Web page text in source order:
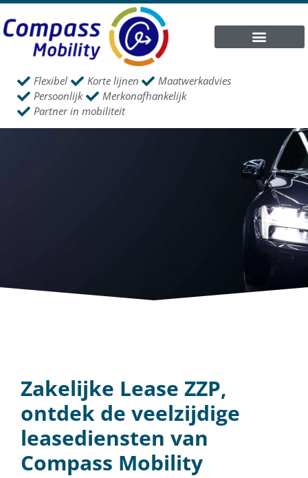
Flexibel Korte lijnen
Maatwerkadvies
Persoonlijk
Merkonafhankelijk
Partner in mobiliteit
Neem contact met mij op!
Zakelijke Lease ZZP,
ontdek de veelzijdige
leasediensten van
Compass Mobility